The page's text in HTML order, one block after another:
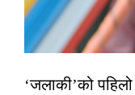
‘जलाकी’को